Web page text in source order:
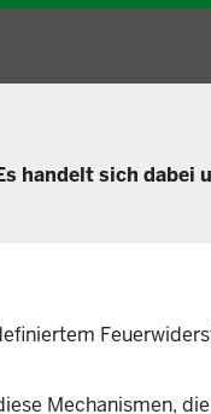
handelt sich dabei
Mechanismen,